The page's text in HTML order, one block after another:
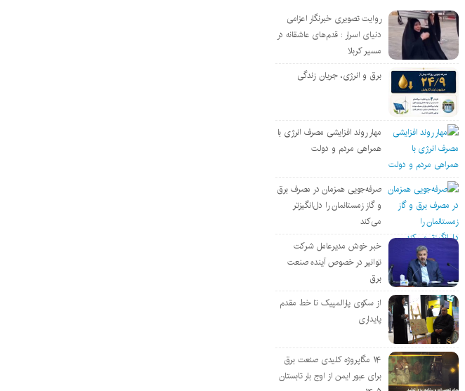
روایت تصویری خبرنگار اعزامی
دنیای اسرار : قدم‌های عاشقانه در
مسیر کربلا
برق و انرژی، جریان زندگی
مهار روند افزایشی مصرف انرژی با
همراهی مردم و دولت
صرفه‌جویی همزمان در مصرف برق
و گاز زمستانمان را دل‌انگیزتر
می‌کند
خبر خوش مدیرعامل شرکت
توانیر در خصوص آینده صنعت
برق
از سکوی پارالمپیک تا خط مقدم
پایداری
۱۴ مگاپروژه‌ کلیدی صنعت برق
برای عبور ایمن از اوج بار تابستان